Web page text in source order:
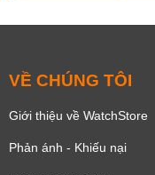
VỀ CHÚNG TÔI
Giới thiệu về WatchStore
Phản ánh - Khiếu nại